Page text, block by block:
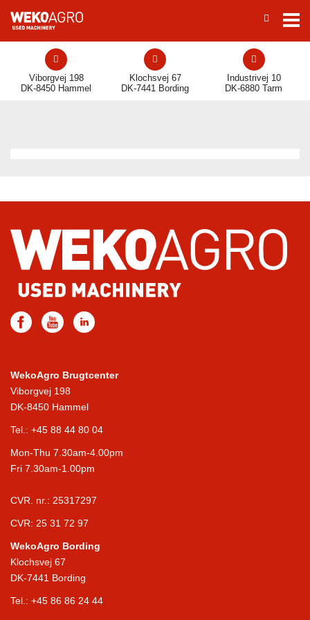
Viborgvej 198
DK-8450 Hammel
Klochsvej 67
DK-7441 Bording
Industrivej 10
DK-6880 Tarm
WekoAgro Brugtcenter
Viborgvej 198
DK-8450 Hammel
Tel.: +45 88 44 80 04
Mon-Thu 7.30am-4.00pm
Fri 7.30am-1.00pm
CVR. nr.: 25317297
CVR: 25 31 72 97
WekoAgro Bording
Klochsvej 67
DK-7441 Bording
Tel.: +45 86 86 24 44